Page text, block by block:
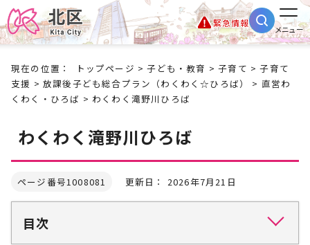
緊急情報
メニュー
現在の位置： トップページ >子ども・教育 >子育て >子育て
支援 >放課後子ども総合プラン（わくわく☆ひろば） > 直営わ
くわく・ひろば > わくわく滝野川ひろば
わくわく滝野川ひろば
ページ番号1008081 更新日： 2026年7月21日
目次